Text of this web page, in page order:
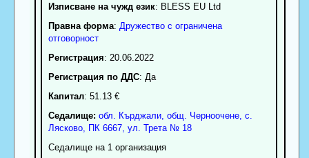
Изписване на чужд език: BLESS EU Ltd
Правна форма: Дружество с ограничена
отговорност
Регистрация: 20.06.2022
Регистрация по ДДС: Да
Капитал: 51.13 €
Седалище: обл. Кърджали, общ. Черноочене, с.
Лясково, ПК 6667, ул. Трета № 18
Седалище на 1 организация